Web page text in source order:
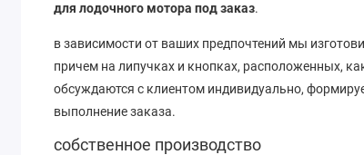
для лодочного мотора под заказ.
в зависимости от ваших предпочтений мы
причем на липучках и кнопках, расположенных,
обсуждаются с клиентом индивидуально,
выполнение заказа.
собственное производство